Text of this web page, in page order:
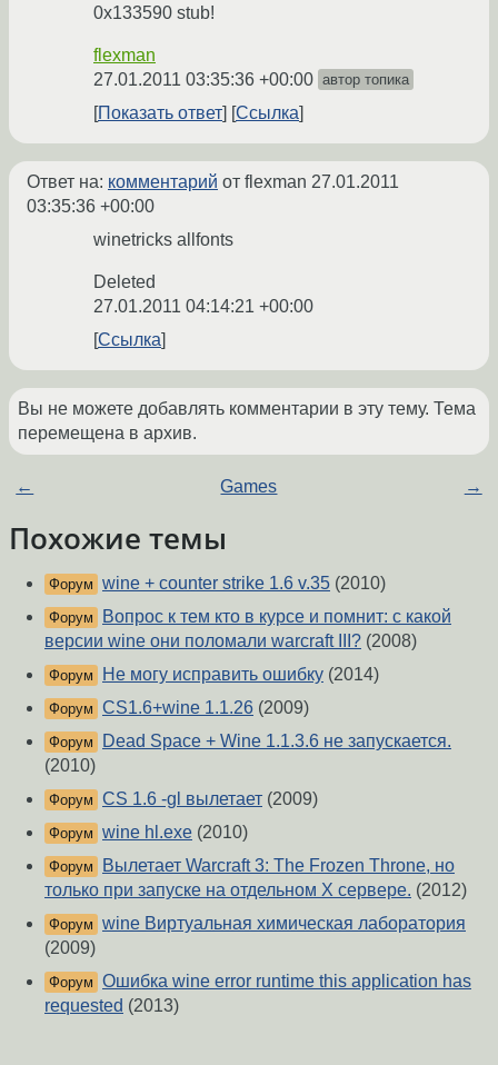
0x133590 stub!
flexman
27.01.2011 03:35:36 +00:00 автор топика
Показать ответ Ссылка
Ответ на: комментарий от flexman 27.01.2011
03:35:36 +00:00
winetricks allfonts
Deleted
27.01.2011 04:14:21 +00:00
Ссылка
Вы не можете добавлять комментарии в эту тему. Тема
перемещена в архив.
← Games →
Похожие темы
Форум wine + counter strike 1.6 v.35 (2010)
Форум
Вопрос к тем кто в курсе и помнит: с какой
версии wine они поломали warcraft III? (2008)
Форум Не могу исправить ошибку (2014)
Форум CS1.6+wine 1.1.26 (2009)
Форум
Dead Space + Wine 1.1.3.6 не запускается.
(2010)
Форум CS 1.6 -gl вылетает (2009)
Форум wine hl.exe (2010)
Форум
Вылетает Warcraft 3: The Frozen Throne, но
только при запуске на отдельном X сервере. (2012)
Форум wine Виртуальная химическая лаборатория
(2009)
Форум Ошибка wine error runtime this application has
requested (2013)